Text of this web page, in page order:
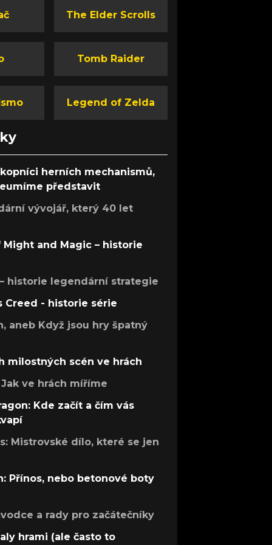
The Elder Scrolls
Tomb Raider
Legend of Zelda
herních mechanismů,
představit
vývojář, který 40 let
Might and Magic – historie
historie legendární strategie
Creed - historie série
aneb Když jsou hry špatný
milostných scén ve hrách
ve hrách míříme
Kde začít a čím vás
Mistrovské dílo, které se jen
Přínos, nebo betonové boty
a rady pro začátečníky
hrami (ale často to